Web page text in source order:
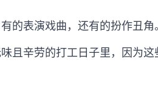
的表演戏曲，还有的扮作丑角
且辛劳的打工日子里，因为